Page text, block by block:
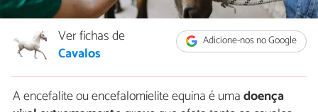
Adicione-nos no Google
Ver fichas de
Cavalos
A encefalite ou encefalomielite equina é umadoença